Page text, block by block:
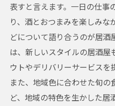
表すと言えます。一日の仕事
り、酒とおつまみを楽しみな
どについて語り合うのが居酒
は、新しいスタイルの居酒屋
ウトやデリバリーサービスを
また、地域色に合わせた旬の
ど、地域の特色を生かした居